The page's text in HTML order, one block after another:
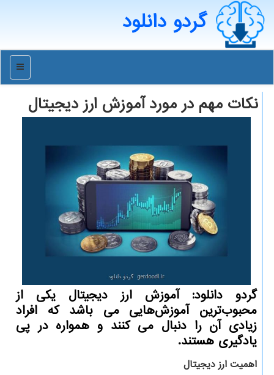
گردو دانلود
منو
نکات مهم در مورد آموزش ارز دیجیتال
گردو دانلود: آموزش ارز دیجیتال یکی از
محبوب‌ترین آموزش‌هایی می باشد که افراد
زیادی آن را دنبال می کنند و همواره در پی
یادگیری هستند.
اهمیت ارز دیجیتال